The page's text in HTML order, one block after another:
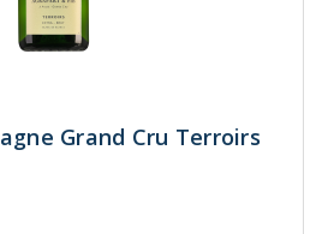
Grand Cru Terroirs